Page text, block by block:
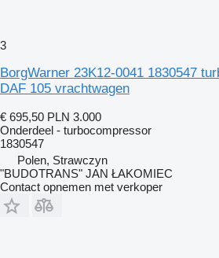
3
BorgWarner 23K12-0041 1830547
DAF 105 vrachtwagen
€ 695,50 PLN 3.000
Onderdeel - turbocompressor
1830547
Polen, Strawczyn
"BUDOTRANS" JAN ŁAKOMIEC
Contact opnemen met verkoper